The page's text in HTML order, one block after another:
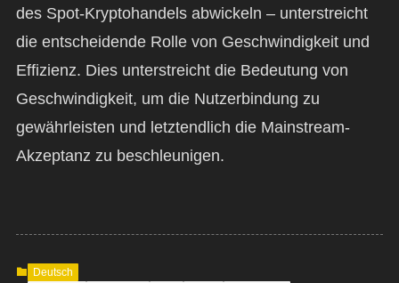
des Spot-Kryptohandels abwickeln – unterstreicht
die entscheidende Rolle von Geschwindigkeit und
Effizienz. Dies unterstreicht die Bedeutung von
Geschwindigkeit, um die Nutzerbindung zu
gewährleisten und letztendlich die Mainstream-
Akzeptanz zu beschleunigen.
Deutsch